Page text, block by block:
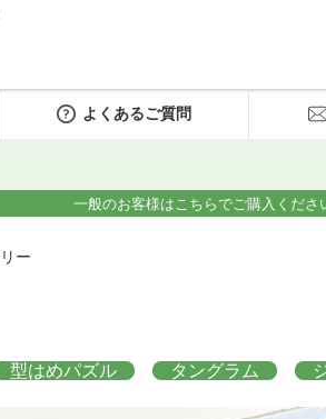
よくあるご質問
一般のお客様はこちらでご購入くださ
ー
型はめパズル タングラム